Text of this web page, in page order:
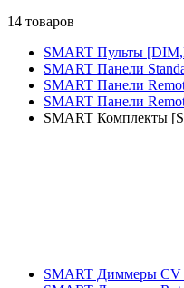
14 товаров
SMART Пульты
SMART Панели
SMART Панели
SMART Панели
SMART Комплекты
SMART Диммеры CV